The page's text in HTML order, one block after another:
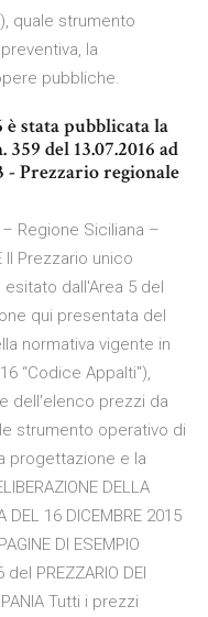
quale strumento
la
pubbliche.
è stata pubblicata la
del 13.07.2016 ad
- Prezzario regionale
Regione Siciliana –
Il Prezzario unico
dall'Area 5 del
qui presentata del
normativa vigente in
“Codice Appalti"),
dell'elenco prezzi da
strumento operativo di
progettazione e la
DELLA
DEL 16 DICEMBRE 2015
DI ESEMPIO
PREZZARIO DEI
Tutti i prezzi